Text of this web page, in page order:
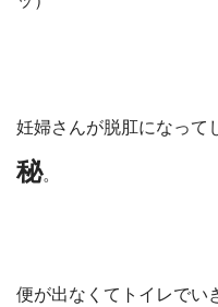
妊婦さんが脱肛になって
秘。
便が出なくてトイレでい